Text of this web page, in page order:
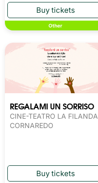
Other
REGALAMI UN SORRISO
CINE-TEATRO LA FILANDA,
CORNAREDO